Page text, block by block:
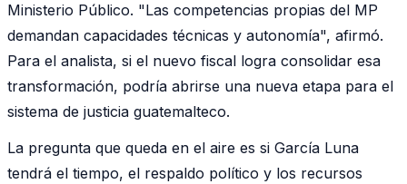
Ministerio Público. "Las competencias propias del MP
demandan capacidades técnicas y autonomía", afirmó.
Para el analista, si el nuevo fiscal logra consolidar esa
transformación, podría abrirse una nueva etapa para el
sistema de justicia guatemalteco.
La pregunta que queda en el aire es si García Luna
tendrá el tiempo, el respaldo político y los recursos